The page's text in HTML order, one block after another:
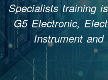
Specialists training
G5 Electronic,
Іnstrument